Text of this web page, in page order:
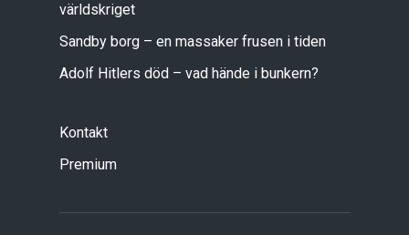
världskriget
Sandby borg – en massaker frusen i tiden
Adolf Hitlers död – vad hände i bunkern?
Kontakt
Premium